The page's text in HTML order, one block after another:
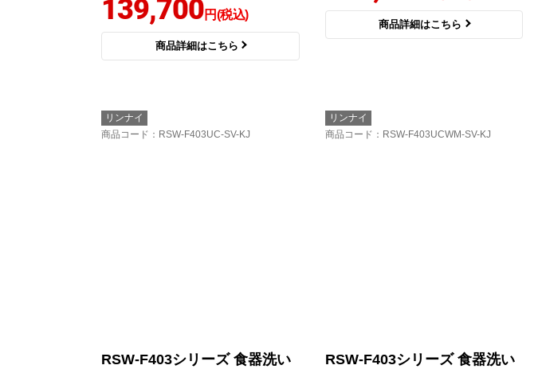
139,700円(税込)
商品詳細はこちら
商品詳細はこちら
リンナイ
商品コード ：RSW-F403UC-SV-KJ
RSW-F403シリーズ 食器洗い
リンナイ
商品コード ：RSW-F403UCWM-SV-KJ
RSW-F403シリーズ 食器洗い